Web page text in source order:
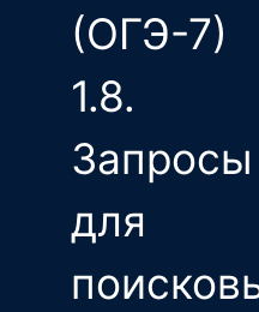
(ОГЭ-7)
1.8.
Запросы
для